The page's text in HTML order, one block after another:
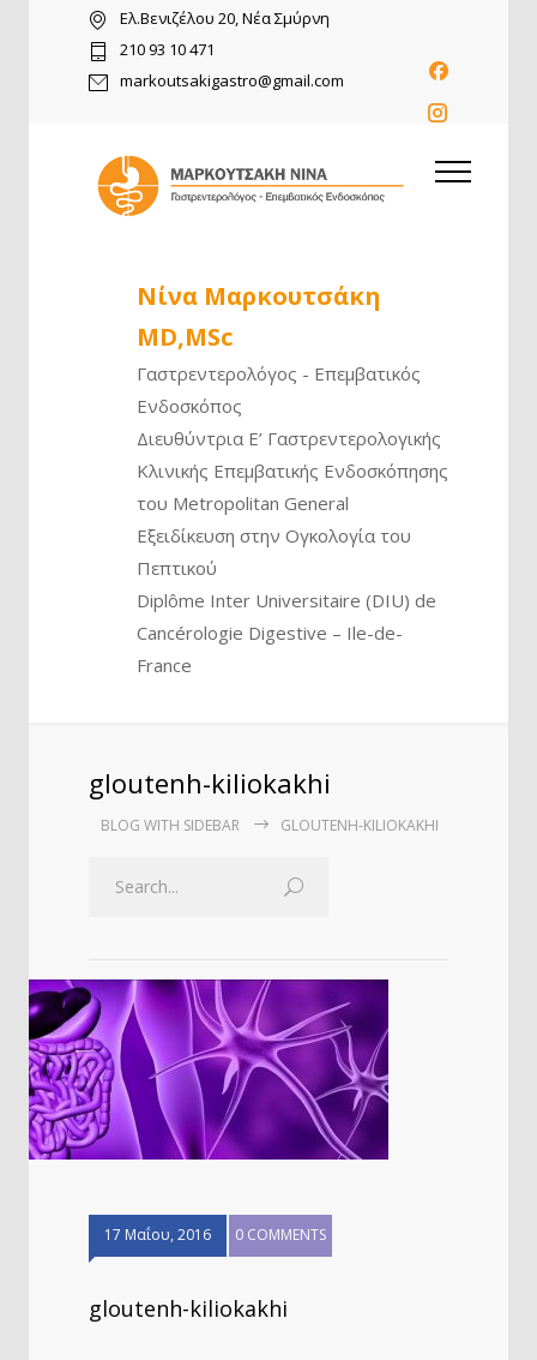
Ελ.Βενιζέλου 20, Νέα Σμύρνη
210 93 10 471
markoutsakigastro@gmail.com
Νίνα Μαρκουτσάκη
MD,MSc
Γαστρεντερολόγος - Επεμβατικός
Ενδοσκόπος
Διευθύντρια Ε’ Γαστρεντερολογικής
Κλινικής Επεμβατικής Ενδοσκόπησης
του Metropolitan General
Εξειδίκευση στην Ογκολογία του
Πεπτικού
Diplôme Inter Universitaire (DIU) de
Cancérologie Digestive – Ile-de-
France
gloutenh-kiliokakhi
BLOG WITH SIDEBAR GLOUTENH-KILIOKAKHI
17 Μαΐου, 2016 0 COMMENTS
gloutenh-kiliokakhi